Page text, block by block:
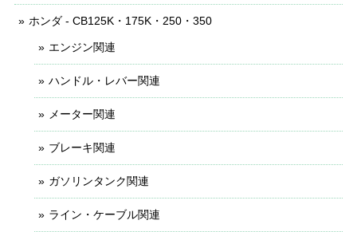
ホンダ - CB125K・175K・250・350
エンジン関連
ハンドル・レバー関連
メーター関連
ブレーキ関連
ガソリンタンク関連
ライン・ケーブル関連